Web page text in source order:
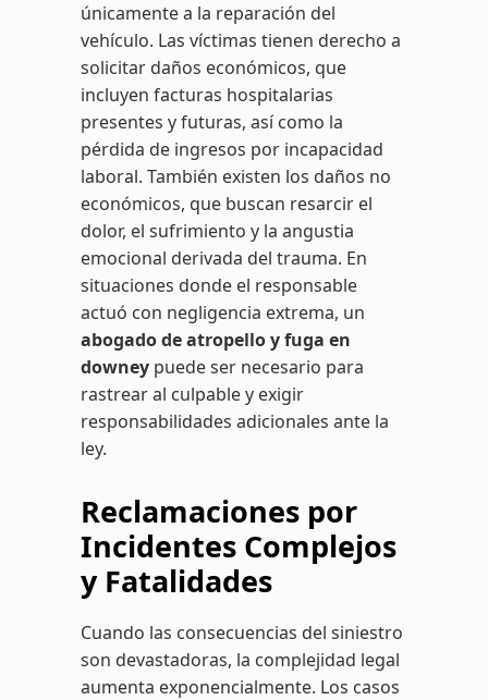
únicamente a la reparación del
vehículo. Las víctimas tienen derecho a
solicitar daños económicos, que
incluyen facturas hospitalarias
presentes y futuras, así como la
pérdida de ingresos por incapacidad
laboral. También existen los daños no
económicos, que buscan resarcir el
dolor, el sufrimiento y la angustia
emocional derivada del trauma. En
situaciones donde el responsable
actuó con negligencia extrema, un
abogado de atropello y fuga en
downey puede ser necesario para
rastrear al culpable y exigir
responsabilidades adicionales ante la
ley.
Reclamaciones por
Incidentes Complejos
y Fatalidades
Cuando las consecuencias del siniestro
son devastadoras, la complejidad legal
aumenta exponencialmente. Los casos